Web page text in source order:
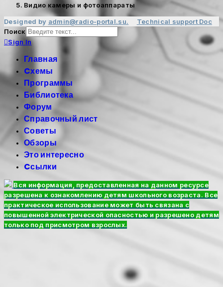
Видио камеры и фотоаппараты
Designed by admin@radio-portal.su. Technical support Doc
Поиск
Sign In
Главная
Cхемы
Программы
Библиотека
Форум
Справочный лист
Советы
Обзоры
Это интересно
Cсылки
Вся информация, предоставленная на данном ресурсе
разрешена к ознакомлению детям школьного возраста. Все
практическое использование может быть связана с
повышенной электрической опасностью и разрешено детям
только под присмотром взрослых.